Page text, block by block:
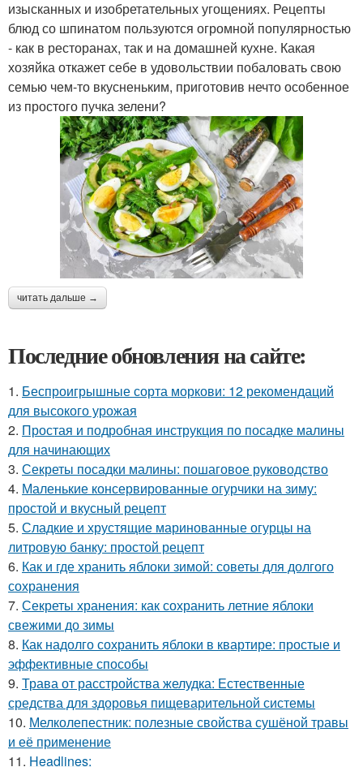
изысканных и изобретательных угощениях. Рецепты
блюд со шпинатом пользуются огромной популярностью
- как в ресторанах, так и на домашней кухне. Какая
хозяйка откажет себе в удовольствии побаловать свою
семью чем-то вкусненьким, приготовив нечто особенное
из простого пучка зелени?
читать дальше →
Последние обновления на сайте:
1. Беспроигрышные сорта моркови: 12 рекомендаций
для высокого урожая
2. Простая и подробная инструкция по посадке малины
для начинающих
3. Секреты посадки малины: пошаговое руководство
4. Маленькие консервированные огурчики на зиму:
простой и вкусный рецепт
5. Сладкие и хрустящие маринованные огурцы на
литровую банку: простой рецепт
6. Как и где хранить яблоки зимой: советы для долгого
сохранения
7. Секреты хранения: как сохранить летние яблоки
свежими до зимы
8. Как надолго сохранить яблоки в квартире: простые и
эффективные способы
9. Трава от расстройства желудка: Естественные
средства для здоровья пищеварительной системы
10. Мелколепестник: полезные свойства сушёной травы
и её применение
11. Headlines: